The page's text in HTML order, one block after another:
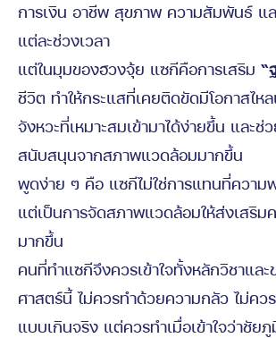
การเงิน อาชีพ สุขภาพ ความสัมพันธ์ แล
แต่ละช่วงเวลา
แต่ในมุมของฮวงจุ้ย แซกีคือการเสริม “
ชีวิต ทำให้กระแสที่เคยติดขัดมีโอกาสไห
จังหวะที่เหมาะสมเข้ามาได้ง่ายขึ้น และช่
สนับสนุนจากสภาพแวดล้อมมากขึ้น
พูดง่าย ๆ คือ แซกีไม่ใช่การแทนที่ความ
แต่เป็นการจัดสภาพแวดล้อมให้ส่งเสริม
มากขึ้น
คนที่ทำแซกีจึงควรเข้าใจทั้งหลักวิชาและ
ศาสตร์นี้ ไม่ควรทำด้วยความกลัว ไม่คว
แบบเกินจริง แต่ควรทำเมื่อเข้าใจว่าชัย